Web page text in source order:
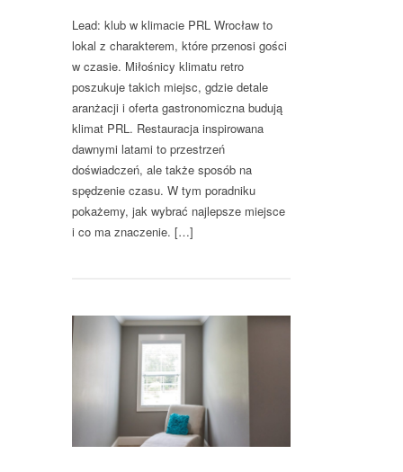
Lead: klub w klimacie PRL Wrocław to
lokal z charakterem, które przenosi gości
w czasie. Miłośnicy klimatu retro
poszukuje takich miejsc, gdzie detale
aranżacji i oferta gastronomiczna budują
klimat PRL. Restauracja inspirowana
dawnymi latami to przestrzeń
doświadczeń, ale także sposób na
spędzenie czasu. W tym poradniku
pokażemy, jak wybrać najlepsze miejsce
i co ma znaczenie. […]